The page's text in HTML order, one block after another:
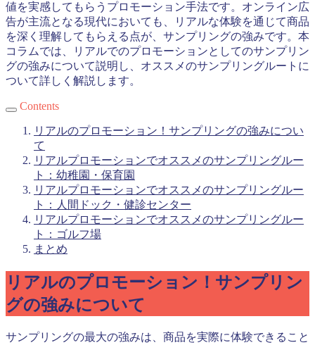
値を実感してもらうプロモーション手法です。オンライン広
告が主流となる現代においても、リアルな体験を通じて商品
を深く理解してもらえる点が、サンプリングの強みです。本
コラムでは、リアルでのプロモーションとしてのサンプリン
グの強みについて説明し、オススメのサンプリングルートに
ついて詳しく解説します。
Contents
リアルのプロモーション！サンプリングの強みについ
て
リアルプロモーションでオススメのサンプリングルー
ト：幼稚園・保育園
リアルプロモーションでオススメのサンプリングルー
ト：人間ドック・健診センター
リアルプロモーションでオススメのサンプリングルー
ト：ゴルフ場
まとめ
リアルのプロモーション！サンプリン
グの強みについて
サンプリングの最大の強みは、商品を実際に体験できること